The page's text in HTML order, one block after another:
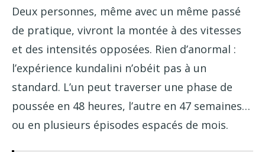
Deux personnes, même avec un même passé
de pratique, vivront la montée à des vitesses
et des intensités opposées. Rien d’anormal :
l’expérience kundalini n’obéit pas à un
standard. L’un peut traverser une phase de
poussée en 48 heures, l’autre en 47 semaines…
ou en plusieurs épisodes espacés de mois.